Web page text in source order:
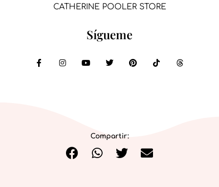
CATHERINE POOLER STORE
Sígueme
Compartir: